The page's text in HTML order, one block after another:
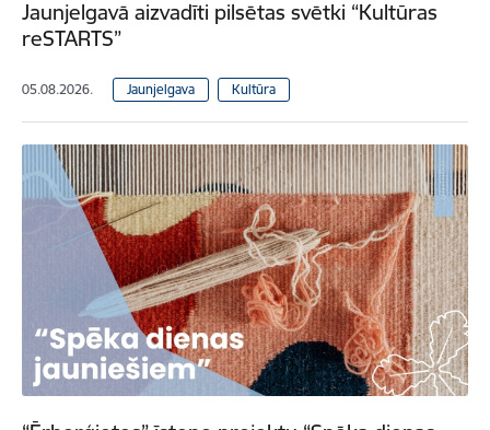
Jaunjelgavā aizvadīti pilsētas svētki “Kultūras
reSTARTS”
05.08.2026. Jaunjelgava Kultūra